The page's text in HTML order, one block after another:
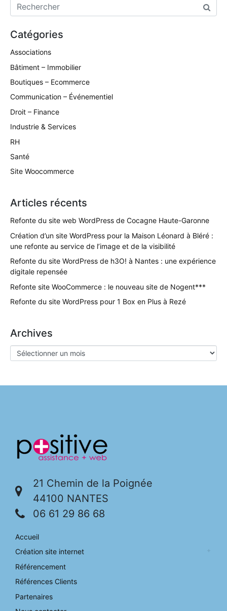
Catégories
Associations
Bâtiment – Immobilier
Boutiques – Ecommerce
Communication – Événementiel
Droit – Finance
Industrie & Services
RH
Santé
Site Woocommerce
Articles récents
Refonte du site web WordPress de Cocagne Haute-Garonne
Création d’un site WordPress pour la Maison Léonard à Bléré :
une refonte au service de l’image et de la visibilité
Refonte du site WordPress de h3O! à Nantes : une expérience
digitale repensée
Refonte site WooCommerce : le nouveau site de Nogent***
Refonte du site WordPress pour 1 Box en Plus à Rezé
Archives
21 Chemin de la Poignée
44100 NANTES
06 61 29 86 68
Accueil
Création site internet
Référencement
Références Clients
Partenaires